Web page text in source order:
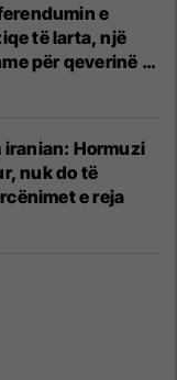
e
të larta, një
për qeverinë e
Hormuzi
nuk do të
e reja